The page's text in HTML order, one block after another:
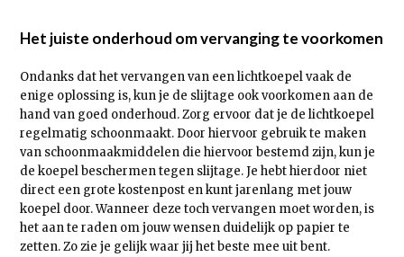
Het juiste onderhoud om vervanging te voorkomen
Ondanks dat het vervangen van een lichtkoepel vaak de
enige oplossing is, kun je de slijtage ook voorkomen aan de
hand van goed onderhoud. Zorg ervoor dat je de lichtkoepel
regelmatig schoonmaakt. Door hiervoor gebruik te maken
van schoonmaakmiddelen die hiervoor bestemd zijn, kun je
de koepel beschermen tegen slijtage. Je hebt hierdoor niet
direct een grote kostenpost en kunt jarenlang met jouw
koepel door. Wanneer deze toch vervangen moet worden, is
het aan te raden om jouw wensen duidelijk op papier te
zetten. Zo zie je gelijk waar jij het beste mee uit bent.